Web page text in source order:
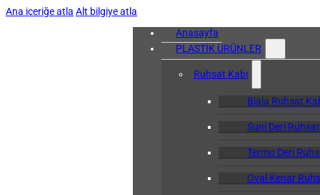
Ana içeriğe atla Alt bilgiye atla
Anasayfa
PLASTİK ÜRÜNLER
Ruhsat Kabı
Biala Ruhsat
Suni Deri Ruhsat
Termo Deri
Oval Kenar